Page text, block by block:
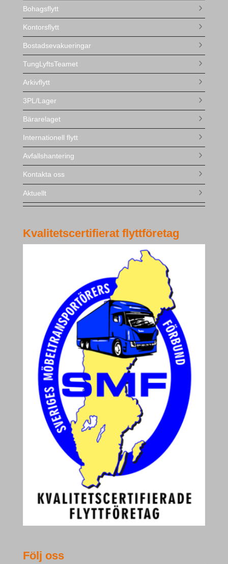
Bohagsflytt
Kontorsflytt
Bostadsevakueringar
TungLyftsTeamet
Arkivflytt
3PL/Lager
Bärarelaget
Internationell flytt
Avfallshantering
Kontakta oss
Aktuellt
Kvalitetscertifierat flyttföretag
Följ oss